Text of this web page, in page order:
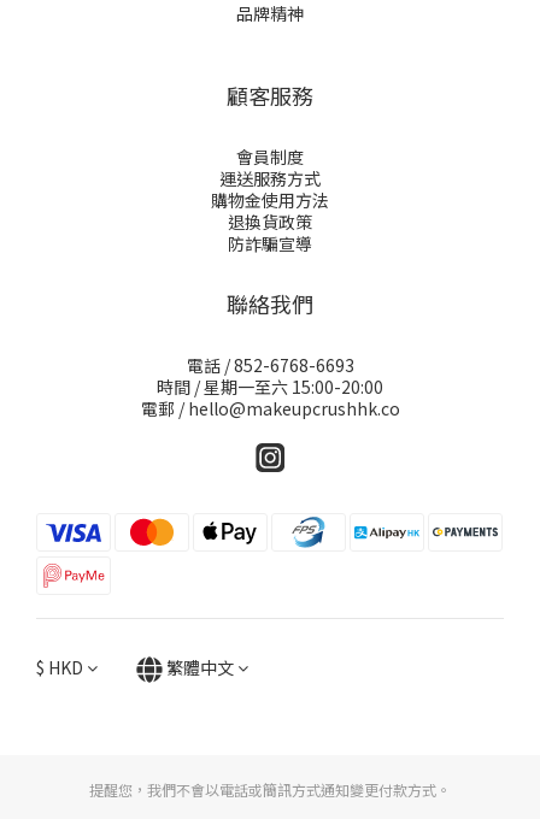
品牌精神
顧客服務
會員制度
運送服務方式
購物金使用方法
退換貨政策
防詐騙宣導
聯絡我們
電話 / 852-6768-6693
時間 / 星期一至六 15:00-20:00
電郵 / hello@makeupcrushhk.co
$ HKD 繁體中文
提醒您，我們不會以電話或簡訊方式通知變更付款方式。